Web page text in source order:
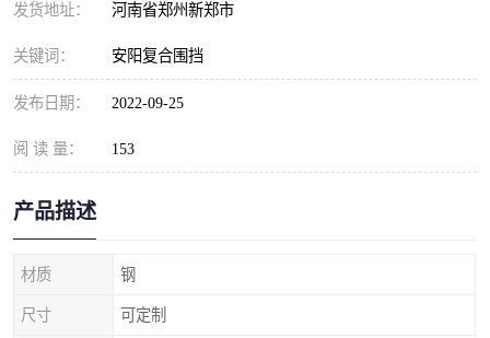
发货地址： 河南省郑州新郑市
关键词： 安阳复合围挡
发布日期： 2022-09-25
阅 读 量： 153
产品描述
材质 钢
尺寸 可定制